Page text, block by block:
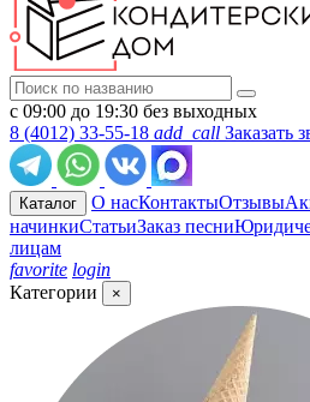
с 09:00 до 19:30 без выходных
8 (4012) 33-55-18 add_call Заказать
Каталог О насКонтактыОтзывы
начинкиСтатьиЗаказ песни
лицам
favorite login
Категории
×